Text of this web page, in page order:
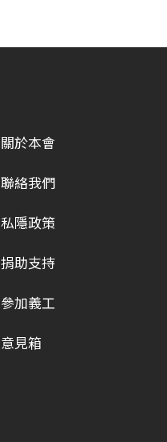
關於本會
聯絡我們
私隱政策
捐助支持
參加義工
意見箱